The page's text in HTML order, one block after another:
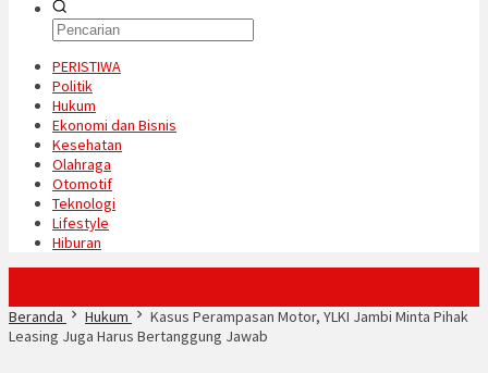
PERISTIWA
Politik
Hukum
Ekonomi dan Bisnis
Kesehatan
Olahraga
Otomotif
Teknologi
Lifestyle
Hiburan
Beranda
Hukum
Kasus Perampasan Motor, YLKI Jambi Minta Pihak
Leasing Juga Harus Bertanggung Jawab